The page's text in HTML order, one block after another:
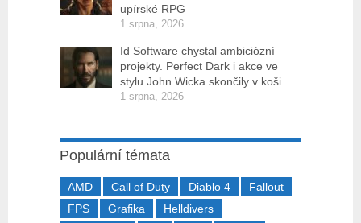
upírské RPG
1 srpna, 2026
Id Software chystal ambiciózní
projekty. Perfect Dark i akce ve
stylu John Wicka skončily v koši
1 srpna, 2026
Populární témata
AMD Call of Duty Diablo 4
Fallout
FPS
Grafika
Helldivers